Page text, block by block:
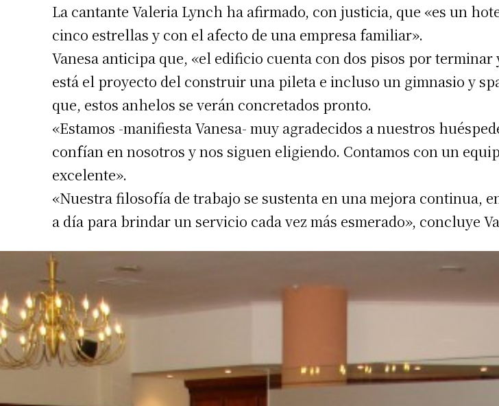
La cantante Valeria Lynch ha afirmado, con justicia, que «es un
cinco estrellas y con el afecto de una empresa familiar».
Vanesa anticipa que, «el edificio cuenta con dos pisos por terminar
está el proyecto del construir una pileta e incluso un gimnasio y
que, estos anhelos se verán concretados pronto.
«Estamos -manifiesta Vanesa- muy agradecidos a nuestros
confían en nosotros y nos siguen eligiendo. Contamos con un
excelente».
«Nuestra filosofía de trabajo se sustenta en una mejora continua,
a día para brindar un servicio cada vez más esmerado», concluye